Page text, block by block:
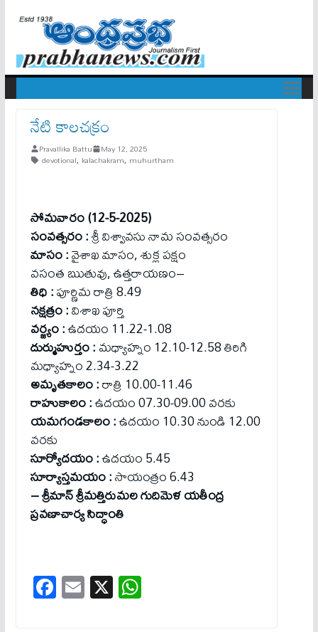
నేటి కాలచక్రం
Pravallika Battu May 12, 2025
devotional, kalachakram, muhurtham
సోమవారం (12-5-2025)
సంవత్సరం :శ్రీ విశ్వావసు నామ సంవత్సరం
మాసం :వైశాఖ మాసం, శుక్ల పక్షం
వసంత ఋతువు, ఉత్తరాయణం–
తిధి :పూర్ణిమ రాత్రి 8.49
నక్షత్రం :విశాఖ పూర్తి
వర్జ్యం :ఉదయం 11.22-1.08
దుర్ముహుర్తం :మధ్యాహ్నం 12.10-12.58 తిరిగి
మధ్యాహ్నం 2.34-3.22
అమృతకాలం :రాత్రి 10.00-11.46
రాహుకాలం :ఉదయం 07.30-09.00 వరకు
యమగండకాలం :ఉదయం 10.30 నుండి 12.00
వరకు
సూర్యోదయం :ఉదయం 5.45
సూర్యాస్తమయం :సాయంత్రం 6.43
– శ్రీమాన్‌ శ్రీమత్తిరుమల గుదిమెళ యతీంద్ర
ప్రవణాచార్య సిద్ధాంతి
Fa
ce
E
m
X W
ha